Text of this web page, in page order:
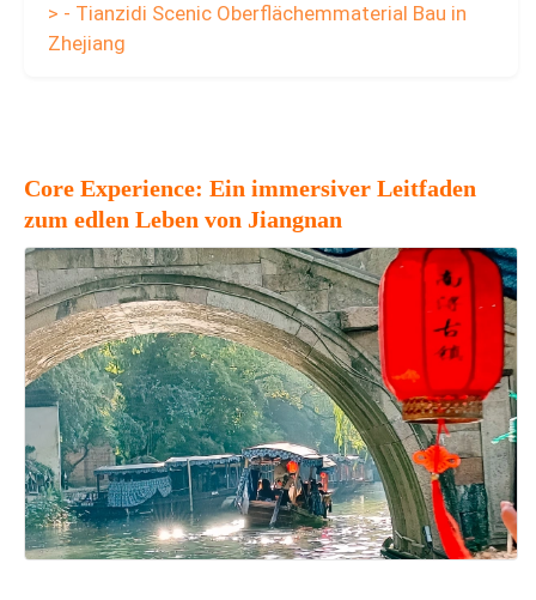
> - Tianzidi Scenic Oberflächemmaterial Bau in
Zhejiang
Core Experience: Ein immersiver Leitfaden
zum edlen Leben von Jiangnan